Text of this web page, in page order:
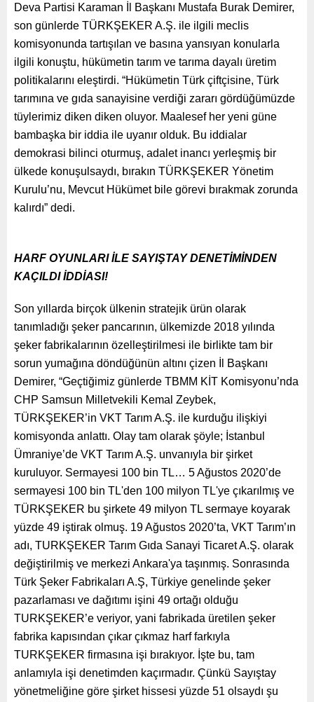
Deva Partisi Karaman İl Başkanı Mustafa Burak Demirer,
son günlerde TÜRKŞEKER A.Ş. ile ilgili meclis
komisyonunda tartışılan ve basına yansıyan konularla
ilgili konuştu, hükümetin tarım ve tarıma dayalı üretim
politikalarını eleştirdi. “Hükümetin Türk çiftçisine, Türk
tarımına ve gıda sanayisine verdiği zararı gördüğümüzde
tüylerimiz diken diken oluyor. Maalesef her yeni güne
bambaşka bir iddia ile uyanır olduk. Bu iddialar
demokrasi bilinci oturmuş, adalet inancı yerleşmiş bir
ülkede konuşulsaydı, bırakın TÜRKŞEKER Yönetim
Kurulu’nu, Mevcut Hükümet bile görevi bırakmak zorunda
kalırdı” dedi.
HARF OYUNLARI İLE SAYIŞTAY DENETİMİNDEN
KAÇILDI İDDİASI!
Son yıllarda birçok ülkenin stratejik ürün olarak
tanımladığı şeker pancarının, ülkemizde 2018 yılında
şeker fabrikalarının özelleştirilmesi ile birlikte tam bir
sorun yumağına döndüğünün altını çizen İl Başkanı
Demirer, “Geçtiğimiz günlerde TBMM KİT Komisyonu’nda
CHP Samsun Milletvekili Kemal Zeybek,
TÜRKŞEKER’in VKT Tarım A.Ş. ile kurduğu ilişkiyi
komisyonda anlattı. Olay tam olarak şöyle; İstanbul
Ümraniye’de VKT Tarım A.Ş. unvanıyla bir şirket
kuruluyor. Sermayesi 100 bin TL… 5 Ağustos 2020’de
sermayesi 100 bin TL'den 100 milyon TL'ye çıkarılmış ve
TÜRKŞEKER bu şirkete 49 milyon TL sermaye koyarak
yüzde 49 iştirak olmuş. 19 Ağustos 2020’ta, VKT Tarım’ın
adı, TURKŞEKER Tarım Gıda Sanayi Ticaret A.Ş. olarak
değiştirilmiş ve merkezi Ankara'ya taşınmış. Sonrasında
Türk Şeker Fabrikaları A.Ş, Türkiye genelinde şeker
pazarlaması ve dağıtımı işini 49 ortağı olduğu
TURKŞEKER’e veriyor, yani fabrikada üretilen şeker
fabrika kapısından çıkar çıkmaz harf farkıyla
TURKŞEKER firmasına işi bırakıyor. İşte bu, tam
anlamıyla işi denetimden kaçırmadır. Çünkü Sayıştay
yönetmeliğine göre şirket hissesi yüzde 51 olsaydı şu